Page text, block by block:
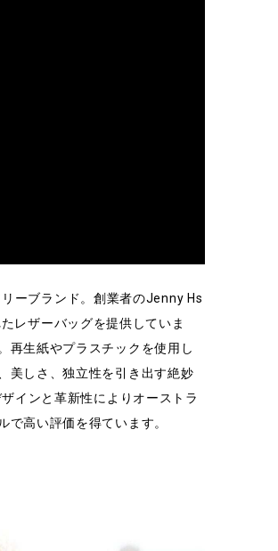
ーブランド。創業者のJenny Hs
レザーバッグを提供していま
再生紙やプラスチックを使用し
美しさ、独立性を引き出す絶妙
インと革新性によりオーストラ
高い評価を得ています。